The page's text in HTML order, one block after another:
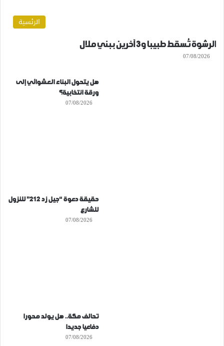
الرئسية
الرشوة تُسقط طبيبا و3 آخرين ببني ملال
07/08/2026
هل يتحول البناء العشوائي إلى
ورقة انتخابية؟
07/08/2026
حقيقة دعوة “جيل زد 212” للنزول
للشارع
07/08/2026
تحالف مكة.. هل يولد محورا
دفاعيا جديدا
07/08/2026